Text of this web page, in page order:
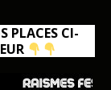
PLACES CI-